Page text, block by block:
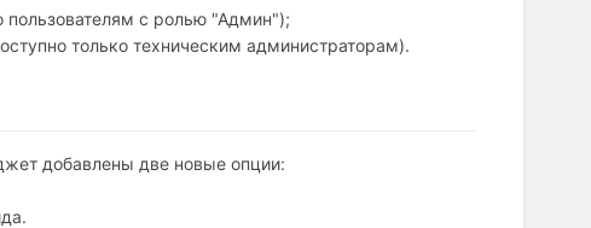
пользователям с ролью "Админ");
только техническим администраторам).
добавлены две новые опции: